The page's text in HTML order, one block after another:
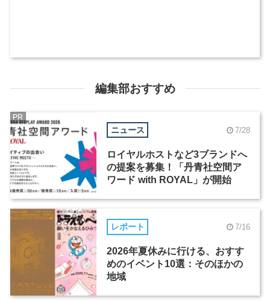
編集部おすすめ
ニュース 7/28
ロイヤルホストなど3ブランドへ
の提案を募集！「丹青社空間ア
ワード with ROYAL」が開始
PR
レポート 7/16
2026年夏休みに行ける、おすす
めのイベント10選：そのほかの
地域